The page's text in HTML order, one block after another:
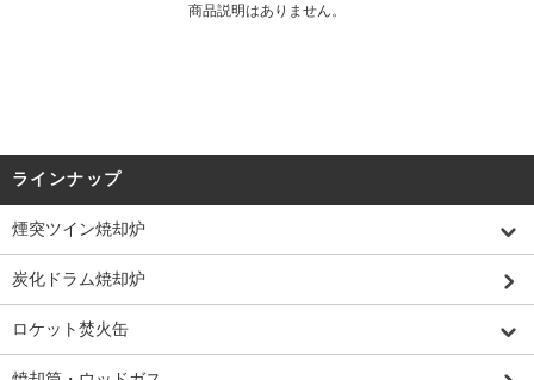
商品説明はありません。
ラインナップ
煙突ツイン焼却炉
炭化ドラム焼却炉
ロケット焚火缶